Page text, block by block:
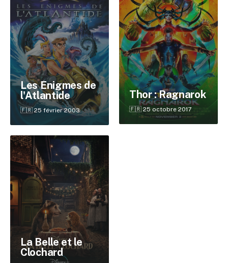
Les Énigmes de
l'Atlantide
🇫🇷 25 février 2003
Thor : Ragnarok
🇫🇷 25 octobre 2017
La Belle et le
Clochard
✕